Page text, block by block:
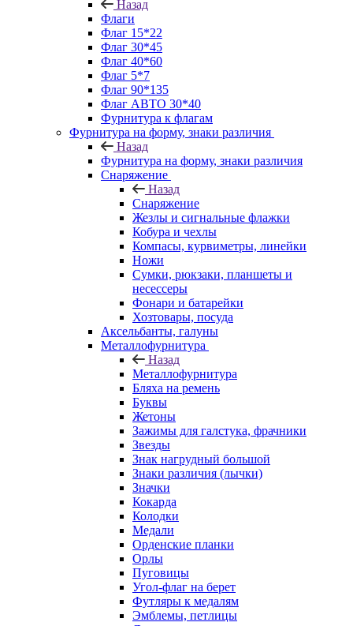
Назад
Флаги
Флаг 15*22
Флаг 30*45
Флаг 40*60
Флаг 5*7
Флаг 90*135
Флаг АВТО 30*40
Фурнитура к флагам
Фурнитура на форму, знаки различия
Назад
Фурнитура на форму, знаки различия
Снаряжение
Назад
Снаряжение
Жезлы и сигнальные флажки
Кобура и чехлы
Компасы, курвиметры, линейки
Ножи
Сумки, рюкзаки, планшеты и
несессеры
Фонари и батарейки
Хозтовары, посуда
Аксельбанты, галуны
Металлофурнитура
Назад
Металлофурнитура
Бляха на ремень
Буквы
Жетоны
Зажимы для галстука, фрачники
Звезды
Знак нагрудный большой
Знаки различия (лычки)
Значки
Кокарда
Колодки
Медали
Орденские планки
Орлы
Пуговицы
Угол-флаг на берет
Футляры к медалям
Эмблемы, петлицы